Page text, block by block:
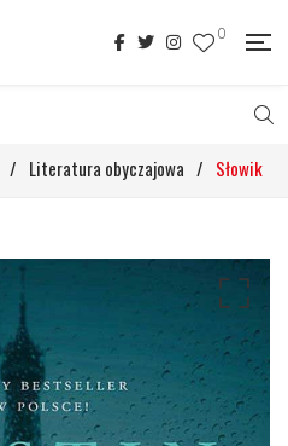
0
/ Literatura obyczajowa / Słowik